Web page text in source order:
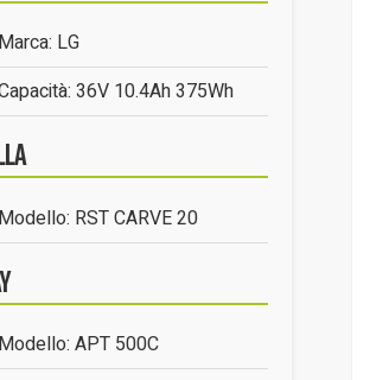
Marca: LG
36V 10.4Ah 375Wh
Modello: RST CARVE 20
Modello: APT 500C